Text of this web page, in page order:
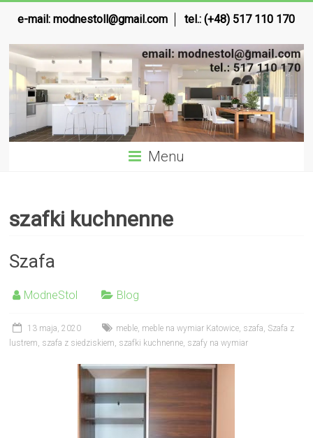
e-mail:modnestoll@gmail.com tel.: (+48) 517 110 170
Menu
szafki kuchnenne
Szafa
ModneStol Blog
13 maja, 2020 meble, meble na wymiar Katowice, szafa, Szafa z
lustrem, szafa z siedziskiem, szafki kuchnenne, szafy na wymiar